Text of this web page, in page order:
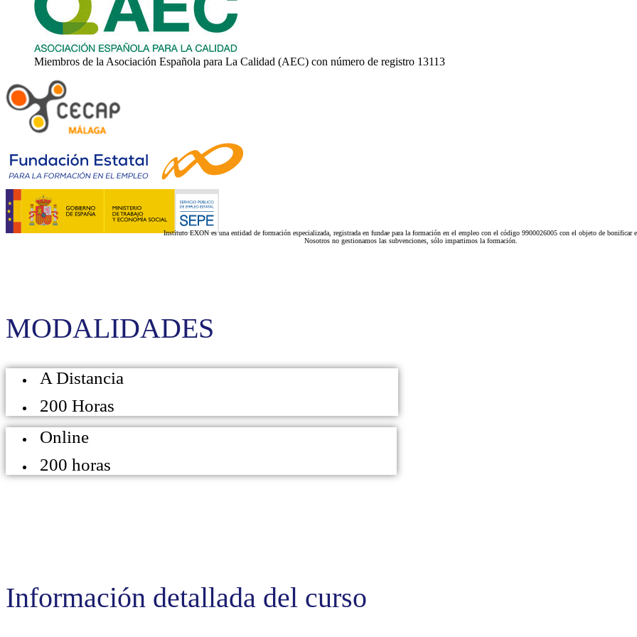
Miembros de la Asociación Española para La Calidad (AEC) con número de registro 13113
Instituto EXON es una entidad de formación especializada, registrada en fundae para la formación en el empleo con el código 9900026005 con el objeto de bonificar
Nosotros no gestionamos las subvenciones, sólo impartimos la formación.
MODALIDADES
A Distancia
200 Horas
Online
200 horas
Información detallada del curso